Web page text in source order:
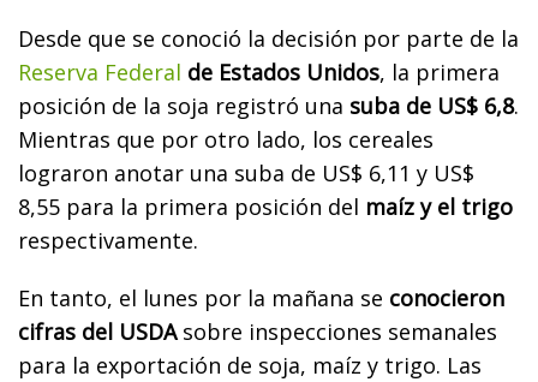
Desde que se conoció la decisión por parte de la
Reserva Federal de Estados Unidos, la primera
posición de la soja registró una suba de US$ 6,8.
Mientras que por otro lado, los cereales
lograron anotar una suba de US$ 6,11 y US$
8,55 para la primera posición del maíz y el trigo
respectivamente.
En tanto, el lunes por la mañana se conocieron
cifras del USDAsobre inspecciones semanales
para la exportación de soja, maíz y trigo. Las